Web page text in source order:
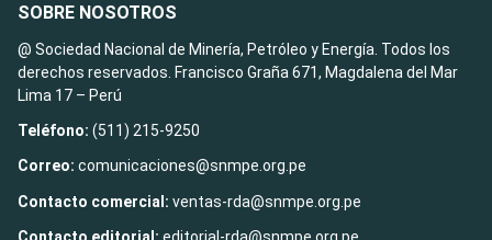
SOBRE NOSOTROS
@ Sociedad Nacional de Minería, Petróleo y Energía. Todos los
derechos reservados. Francisco Graña 671, Magdalena del Mar
Lima 17 – Perú
Teléfono: (511) 215-9250
Correo: comunicaciones@snmpe.org.pe
Contacto comercial: ventas-rda@snmpe.org.pe
Contacto editorial: editorial-rda@snmpe.org.pe